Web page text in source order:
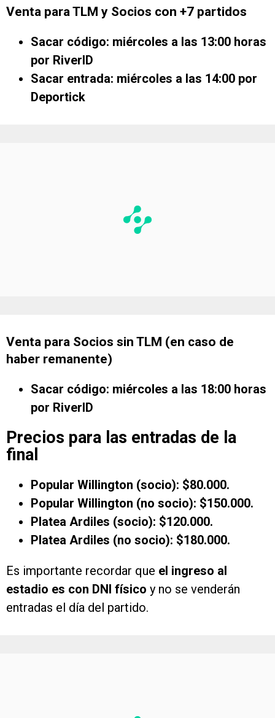
Venta para TLM y Socios con +7 partidos
Sacar código: miércoles a las 13:00 horas
por RiverID
Sacar entrada: miércoles a las 14:00 por
Deportick
Venta para Socios sin TLM (en caso de
haber remanente)
Sacar código: miércoles a las 18:00 horas
por RiverID
Precios para las entradas de la
final
Popular Willington (socio): $80.000.
Popular Willington (no socio): $150.000.
Platea Ardiles (socio): $120.000.
Platea Ardiles (no socio): $180.000.
Es importante recordar que el ingreso al
estadio es con DNI físico y no se venderán
entradas el día del partido.